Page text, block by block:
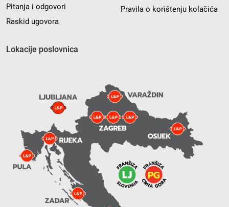
Pitanja i odgovori
Raskid ugovora
Pravila o korištenju kolačića
Lokacije poslovnica